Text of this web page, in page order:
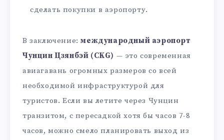
сделать покупки в аэропорту.
В заключение:международный аэропорт
Чунцин Цзянбэй (CKG) — это современная
авиагавань огромных размеров со всей
необходимой инфраструктурой для
туристов. Если вы летите через Чунцин
транзитом, с пересадкой хотя бы часов 7-8
часов, можно смело планировать выход из